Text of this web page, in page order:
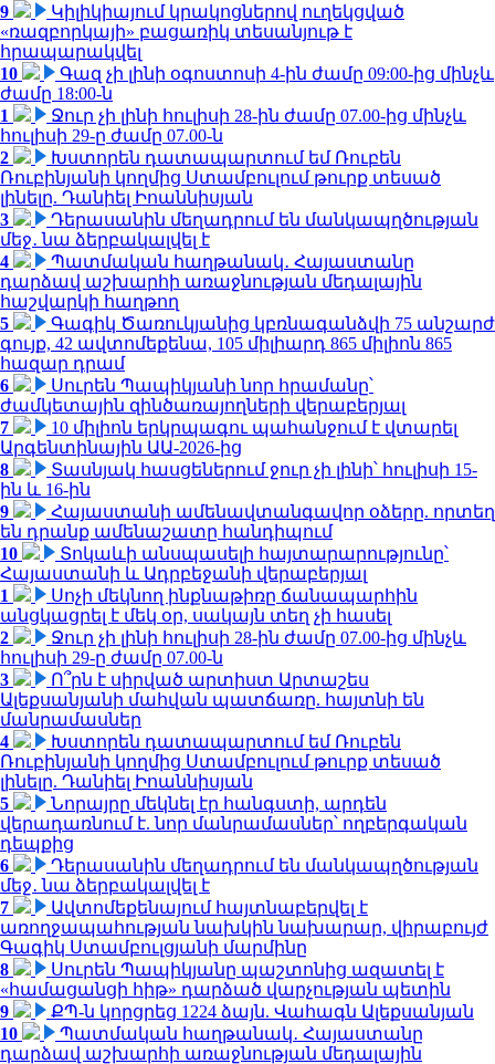
9
Կիլիկիայում կրակոցներով ուղեկցված
«ռազբորկայի» բացառիկ տեսանյութ է
հրապարակվել
10
Գազ չի լինի օգոստոսի 4-ին ժամը 09:00-ից մինչև
ժամը 18:00-ն
1
Ջուր չի լինի հուլիսի 28-ին ժամը 07.00-ից մինչև
հուլիսի 29-ը ժամը 07.00-ն
2
Խստորեն դատապարտում եմ Ռուբեն
Ռուբինյանի կողմից Ստամբուլում թուրք տեսած
լինելը. Դանիել Իոաննիսյան
3
Դերասանին մեղադրում են մանկապղծության
մեջ․ նա ձերբակալվել է
4
Պատմական հաղթանակ․ Հայաստանը
դարձավ աշխարհի առաջնության մեդալային
հաշվարկի հաղթող
5
Գագիկ Ծառուկյանից կբռնագանձվի 75 անշարժ
գույք, 42 ավտոմեքենա, 105 միլիարդ 865 միլիոն 865
հազար դրամ
6
Սուրեն Պապիկյանի նոր հրամանը՝
ժամկետային զինծառայողների վերաբերյալ
7
10 միլիոն երկրպագու պահանջում է վտարել
Արգենտինային ԱԱ-2026-ից
8
Տասնյակ հասցեներում ջուր չի լինի՝ հուլիսի 15-
ին և 16-ին
9
Հայաստանի ամենավտանգավոր օձերը. որտեղ
են դրանք ամենաշատը հանդիպում
10
Տոկաևի անսպասելի հայտարարությունը՝
Հայաստանի և Ադրբեջանի վերաբերյալ
1
Սոչի մեկնող ինքնաթիռը ճանապարհին
անցկացրել է մեկ օր, սակայն տեղ չի հասել
2
Ջուր չի լինի հուլիսի 28-ին ժամը 07.00-ից մինչև
հուլիսի 29-ը ժամը 07.00-ն
3
Ո՞րն է սիրված արտիստ Արտաշես
Ալեքսանյանի մահվան պատճառը. հայտնի են
մանրամասներ
4
Խստորեն դատապարտում եմ Ռուբեն
Ռուբինյանի կողմից Ստամբուլում թուրք տեսած
լինելը. Դանիել Իոաննիսյան
5
Նորայրը մեկնել էր հանգստի, արդեն
վերադառնում է. նոր մանրամասներ՝ ողբերգական
դեպքից
6
Դերասանին մեղադրում են մանկապղծության
մեջ․ նա ձերբակալվել է
7
Ավտոմեքենայում հայտնաբերվել է
առողջապահության նախկին նախարար, վիրաբույժ
Գագիկ Ստամբուլցյանի մարմինը
8
Սուրեն Պապիկյանը պաշտոնից ազատել է
«համացանցի հիթ» դարձած վարչության պետին
9
ՔՊ-ն կորցրեց 1224 ձայն. Վահագն Ալեքսանյան
10
Պատմական հաղթանակ․ Հայաստանը
դարձավ աշխարհի առաջնության մեդալային